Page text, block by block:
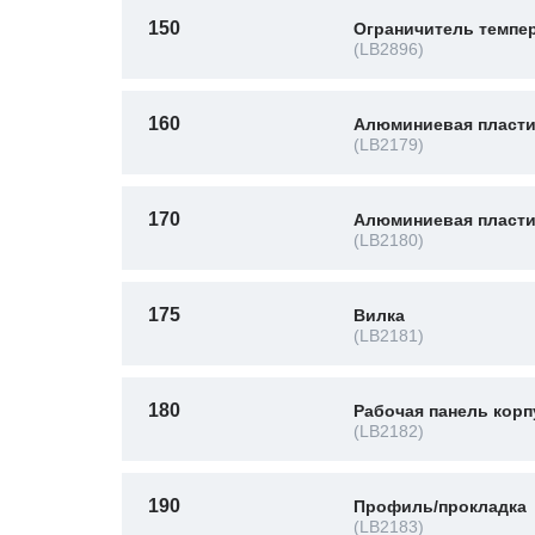
150
Ограничитель
(LB2896)
160
Алюминиевая
(LB2179)
170
Алюминиевая
(LB2180)
175
Вилка
(LB2181)
180
Рабочая панель
(LB2182)
190
Профиль/прокладка
(LB2183)